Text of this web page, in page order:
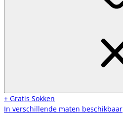
+ Gratis Sokken
In verschillende maten beschikbaar